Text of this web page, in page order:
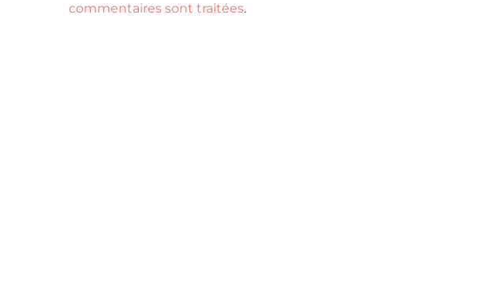
commentaires sont traitées.